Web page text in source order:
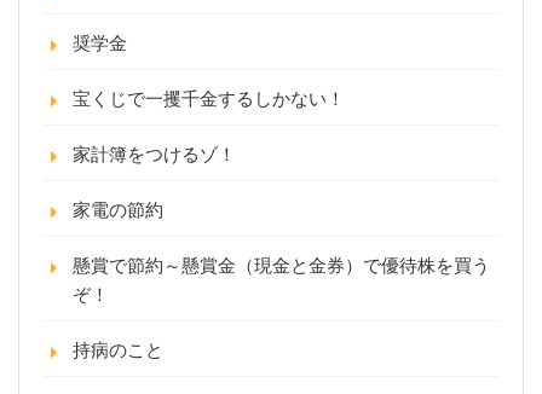
奨学金
宝くじで一攫千金するしかない！
家計簿をつけるゾ！
家電の節約
懸賞で節約～懸賞金（現金と金券）で優待株を買う
ぞ！
持病のこと